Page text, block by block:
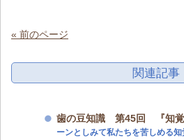
« 前のページ
関連記事
歯の豆知識 第45回 『知覚
ーンとしみて私たちを苦しめる